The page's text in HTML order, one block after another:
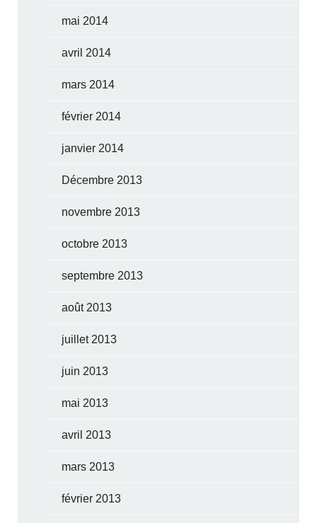
mai 2014
avril 2014
mars 2014
février 2014
janvier 2014
Décembre 2013
novembre 2013
octobre 2013
septembre 2013
août 2013
juillet 2013
juin 2013
mai 2013
avril 2013
mars 2013
février 2013